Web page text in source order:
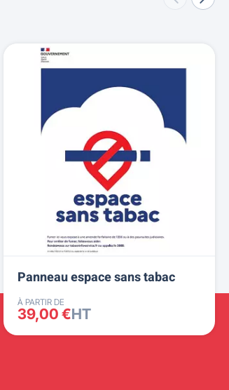
Panneau espace sans tabac
À PARTIR DE
39,00 €HT